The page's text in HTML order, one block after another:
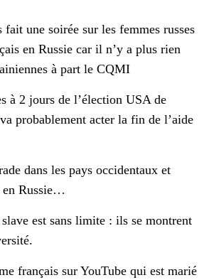
une soirée sur les femmes russes
en Russie car il n’y a plus rien
à part le CQMI
à 2 jours de l’élection USA de
probablement acter la fin de l’aide
dans les pays occidentaux et
en Russie…
est sans limite : ils se montrent
français sur YouTube qui est marié